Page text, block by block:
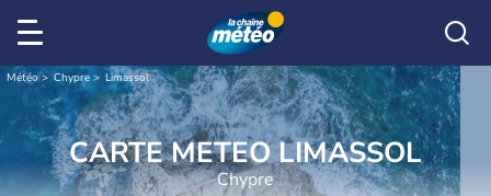
Météo Chypre Limassol
CARTE METEO LIMASSOL
Chypre